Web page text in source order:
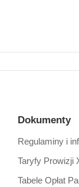
Dokumenty
Regulaminy i
Taryfy Prowizji
Tabele Opłat